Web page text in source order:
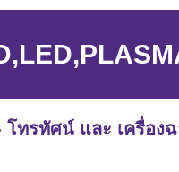
โทรทัศน์ และ เครื่อง